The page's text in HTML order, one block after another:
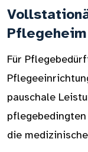
Pflegeheim
Für
pauschale
pflegebedingten
die